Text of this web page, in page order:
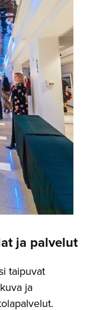
ja palvelut
taipuvat
ja